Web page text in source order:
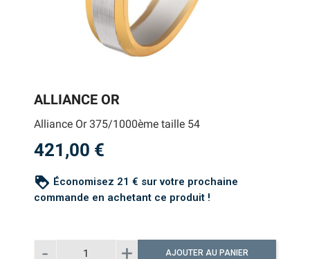
ALLIANCE OR
Alliance Or 375/1000ème taille 54
421,00 €
loyalty Économisez 21 € sur votre prochaine
commande en achetant ce produit !
AJOUTER AU PANIER